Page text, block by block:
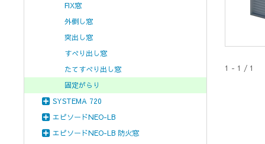
FIX窓
外倒し窓
突出し窓
すべり出し窓
たてすべり出し窓
固定がらり
SYSTEMA 720
エピソードNEO-LB
エピソードNEO-LB 防火窓
1 - 1 / 1